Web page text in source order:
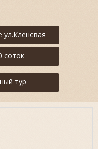
ул.Кленовая
соток
тур